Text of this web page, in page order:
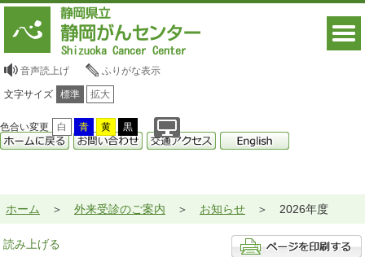
音声読上げ ふりがな表示
文字サイズ 標準 拡大
色合い変更 白 青 黄 黒
ホーム 外来受診のご案内 お知らせ 2026年度
読み上げる